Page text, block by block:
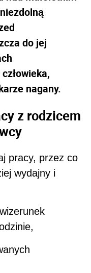
do jej
nagany.
z rodzicem
pracy, przez co
wydajny i